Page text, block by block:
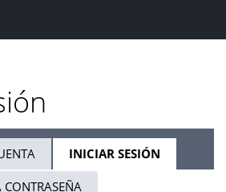
INICIAR SESIÓN
ACTIVA)
CONTRASEÑA